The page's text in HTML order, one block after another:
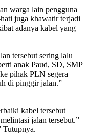
warga lain pengguna
juga khawatir terjadi
adanya kabel yang
tersebut sering lalu
anak Paud, SD, SMP
pihak PLN segera
di pinggir jalan.”
kabel tersebut
jalan tersebut.”
Tutupnya.